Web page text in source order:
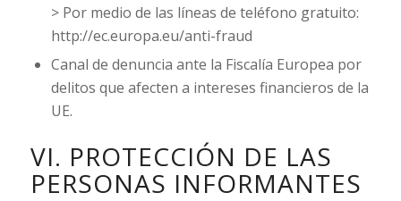
> Por medio de las líneas de teléfono gratuito:
http://ec.europa.eu/anti-fraud
Canal de denuncia ante la Fiscalía Europea por
delitos que afecten a intereses financieros de la
UE.
VI. PROTECCIÓN DE LAS
PERSONAS INFORMANTES